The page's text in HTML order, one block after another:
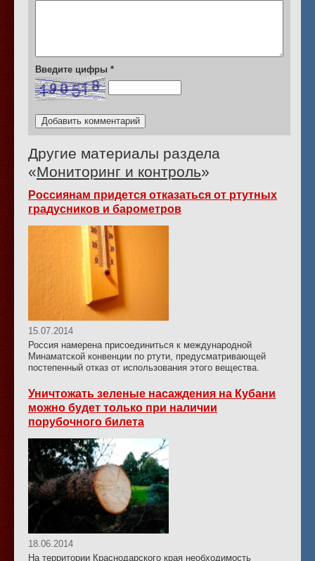
Введите цифры *
Другие материалы раздела
«Мониторинг и контроль»
Россиянам придется отказаться от ртутных
градусников и барометров
15.07.2014
Россия намерена присоединиться к международной
Минаматской конвенции по ртути, предусматривающей
постепенный отказ от использования этого вещества.
Уничтожать зеленые насаждения на Кубани
можно будет только при наличии
порубочного билета
18.06.2014
На территории Краснодарского края необходимость